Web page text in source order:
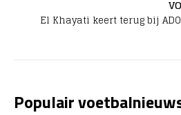
El Khayati keert terug bij
Populair